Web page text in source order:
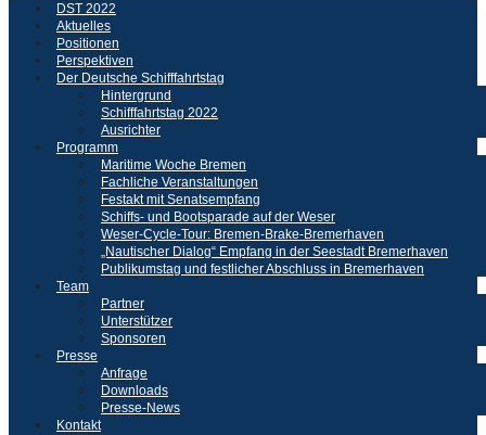
DST 2022
Aktuelles
Positionen
Perspektiven
Der Deutsche Schifffahrtstag
Hintergrund
Schifffahrtstag 2022
Ausrichter
Programm
Maritime Woche Bremen
Fachliche Veranstaltungen
Festakt mit Senatsempfang
Schiffs- und Bootsparade auf der Weser
Weser-Cycle-Tour: Bremen-Brake-Bremerhaven
„Nautischer Dialog“ Empfang in der Seestadt Bremerhaven
Publikumstag und festlicher Abschluss in Bremerhaven
Team
Partner
Unterstützer
Sponsoren
Presse
Anfrage
Downloads
Presse-News
Kontakt